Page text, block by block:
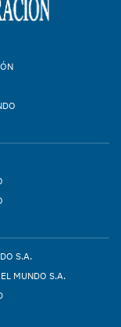
S.A.
MUNDO S.A.